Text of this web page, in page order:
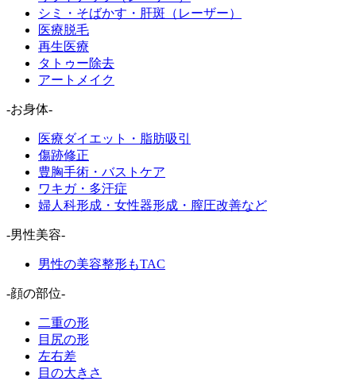
シミ・そばかす・肝斑（レーザー）
医療脱毛
再生医療
タトゥー除去
アートメイク
-お身体-
医療ダイエット・脂肪吸引
傷跡修正
豊胸手術・バストケア
ワキガ・多汗症
婦人科形成・女性器形成・膣圧改善など
-男性美容-
男性の美容整形もTAC
-顔の部位-
二重の形
目尻の形
左右差
目の大きさ